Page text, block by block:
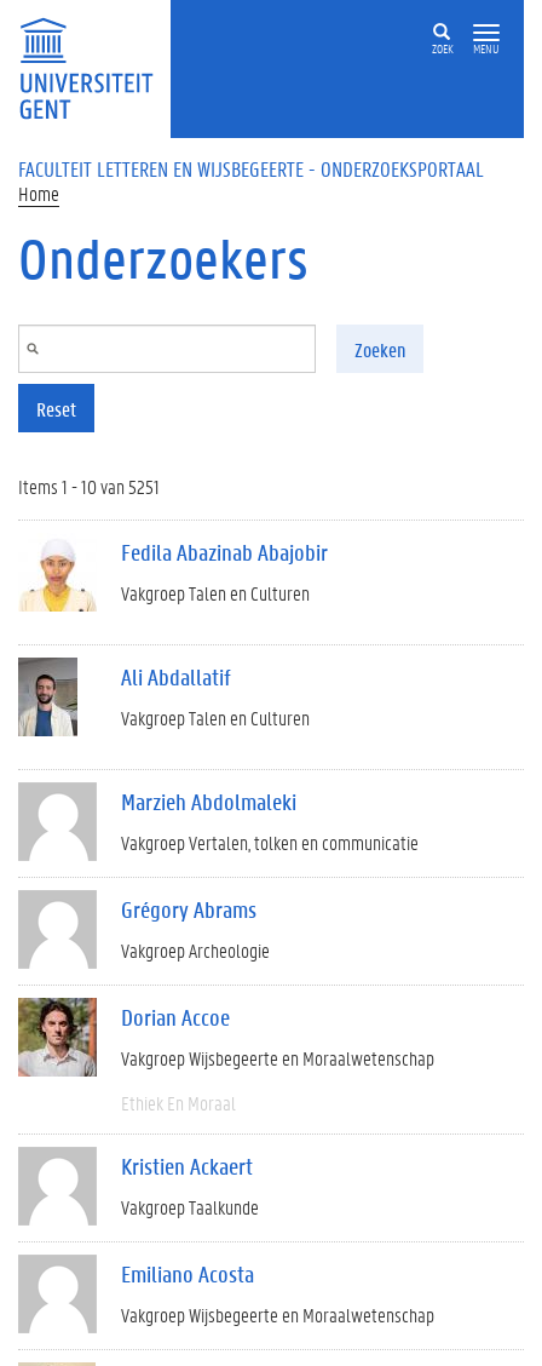
Overslaan en naar de inhoud gaan
ZOEK MENU
FACULTEIT LETTEREN EN WIJSBEGEERTE - ONDERZOEKSPORTAAL
Home
Onderzoekers
Zoeken
Reset
Items 1 - 10 van 5251
Fedila Abazinab Abajobir
Vakgroep Talen en Culturen
Ali Abdallatif
Vakgroep Talen en Culturen
Marzieh Abdolmaleki
Vakgroep Vertalen, tolken en communicatie
Grégory Abrams
Vakgroep Archeologie
Dorian Accoe
Vakgroep Wijsbegeerte en Moraalwetenschap
Ethiek En Moraal
Kristien Ackaert
Vakgroep Taalkunde
Emiliano Acosta
Vakgroep Wijsbegeerte en Moraalwetenschap